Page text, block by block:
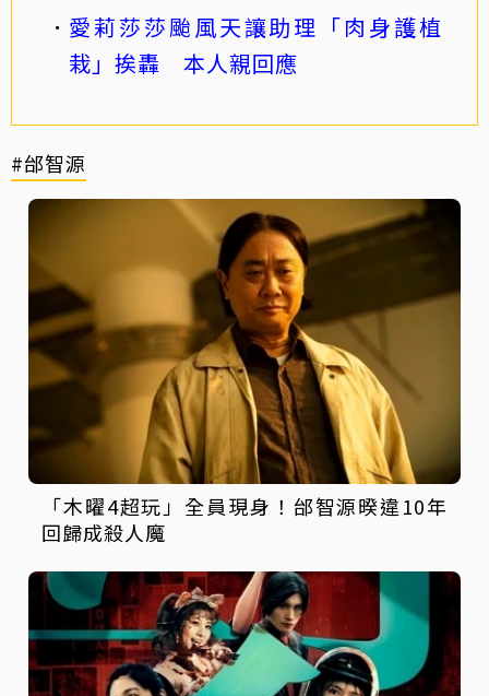
愛莉莎莎颱風天讓助理「肉身護植
栽」挨轟 本人親回應
#邰智源
「木曜4超玩」全員現身！邰智源暌違10年
回歸成殺人魔